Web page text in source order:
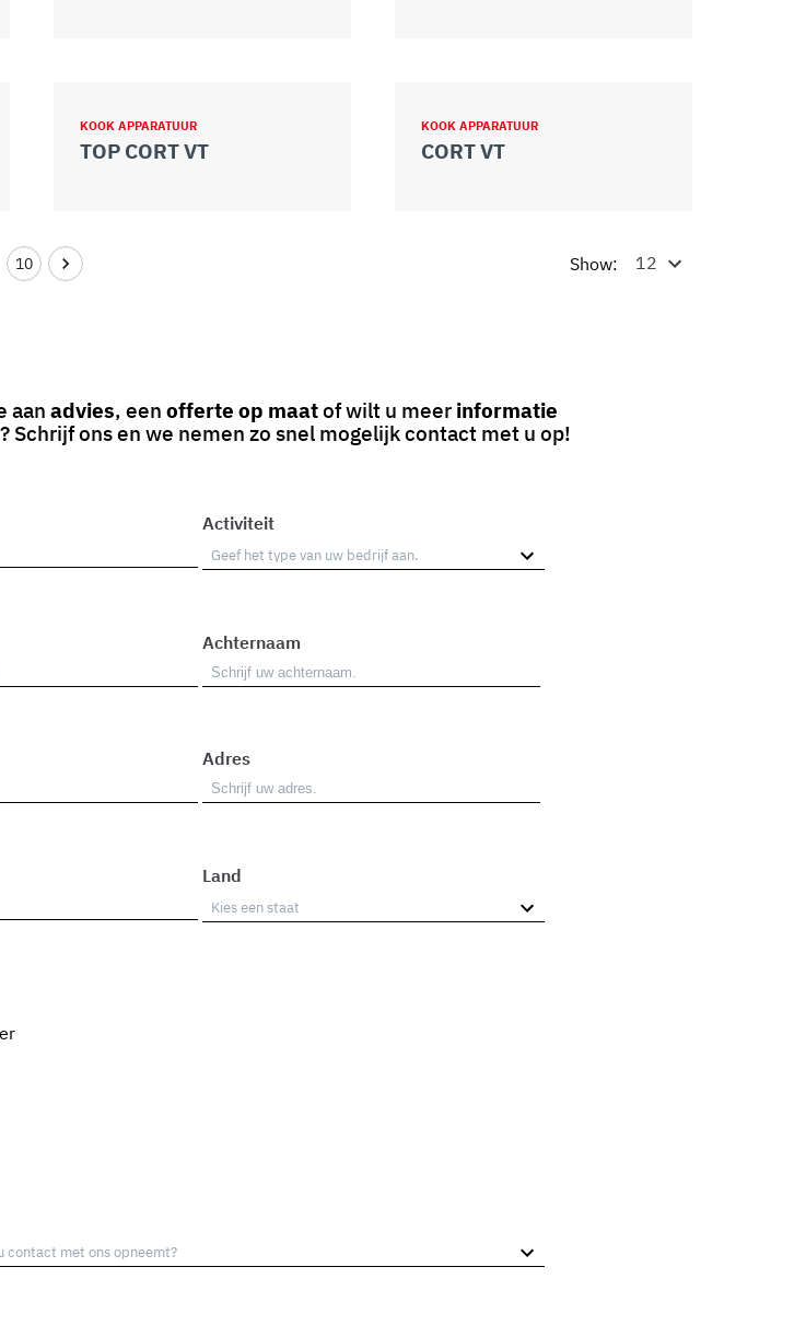
KOOK APPARATUUR
TOP CORT VT
KOOK APPARATUUR
CORT VT
10 Show:
aan advies, een offerte op maatof wilt u meer informatie
? Schrijf ons en we nemen zo snel mogelijk contact met u op!
Activiteit
Achternaam
Adres
Land